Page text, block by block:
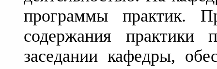
программы практик.
содержания практики
заседании кафедры,